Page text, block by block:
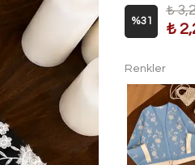
%31
₺
₺
Renkler